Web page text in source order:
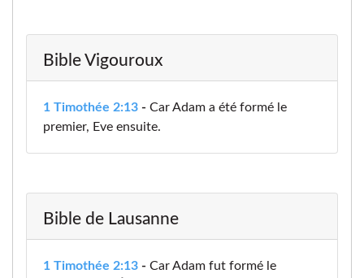
Bible Vigouroux
1 Timothée 2:13 - Car Adam a été formé le
premier, Eve ensuite.
Bible de Lausanne
1 Timothée 2:13 - Car Adam fut formé le